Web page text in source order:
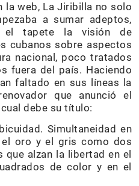
la web, La Jiribilla no solo
a sumar adeptos,
el tapete la visión de
cubanos sobre aspectos
nacional, poco tratados
fuera del país. Haciendo
faltado en sus líneas la
que anunció el
debe su título:
Simultaneidad en
el oro y el gris como dos
alzan la libertad en el
de color y en el